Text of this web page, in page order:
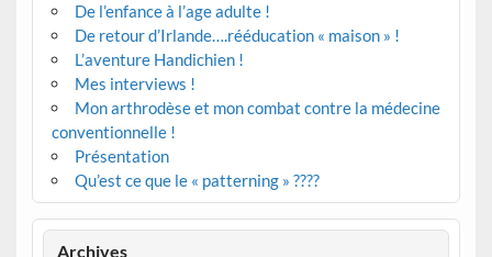
De l’enfance à l’age adulte !
De retour d’Irlande….rééducation « maison » !
L’aventure Handichien !
Mes interviews !
Mon arthrodèse et mon combat contre la médecine
conventionnelle !
Présentation
Qu’est ce que le « patterning » ????
Archives